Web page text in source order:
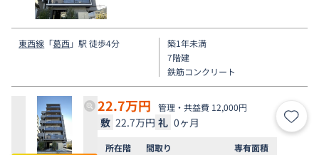
東西線 「葛西」駅 徒歩4分
築1年未満
7階建
鉄筋コンクリート
22.7万円 管理・共益費 12,000円
敷 22.7万円 礼 0ヶ月 お気
所在階 間取り 専有面積